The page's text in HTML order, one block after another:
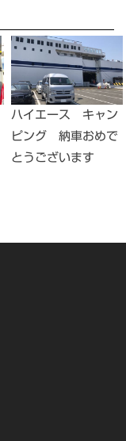
ハイエース キャン
ピング 納車おめで
とうございます